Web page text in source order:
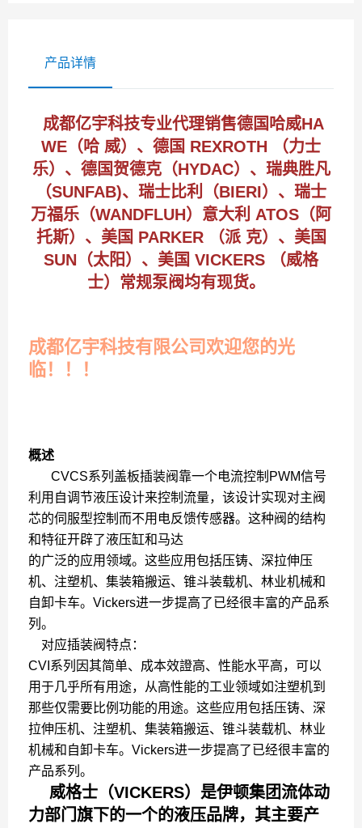
产品详情
成都亿宇科技专业代理销售德国哈威HA
WE（哈 威）、德国 REXROTH （力士
乐）、德国贺德克（HYDAC）、瑞典胜凡
（SUNFAB)、瑞士比利（BIERI）、瑞士
万福乐（WANDFLUH）意大利 ATOS（阿
托斯）、美国 PARKER （派 克）、美国
SUN（太阳）、美国 VICKERS （威格
士）常规泵阀均有现货。
成都亿宇科技有限公司欢迎您的光
临！！！
概述
CVCS系列盖板插装阀靠一个电流控制PWM信号
利用自调节液压设计来控制流量，该设计实现对主阀
芯的伺服型控制而不用电反馈传感器。这种阀的结构
和特征开辟了液压缸和马达
的广泛的应用领域。这些应用包括压铸、深拉伸压
机、注塑机、集装箱搬运、锥斗装载机、林业机械和
自卸卡车。Vickers进一步提高了已经很丰富的产品系
列。
对应插装阀特点：
CVI系列因其简单、成本效證高、性能水平高，可以
用于几乎所有用途，从高性能的工业领域如注塑机到
那些仅需要比例功能的用途。这些应用包括压铸、深
拉伸压机、注塑机、集装箱搬运、锥斗装载机、林业
机械和自卸卡车。Vickers进一步提高了已经很丰富的
产品系列。
威格士（VICKERS）是伊顿集团流体动
力部门旗下的一个的液压品牌，其主要产